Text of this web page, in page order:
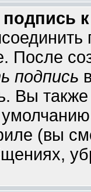
подпись
После
подпись
Вы
(вы